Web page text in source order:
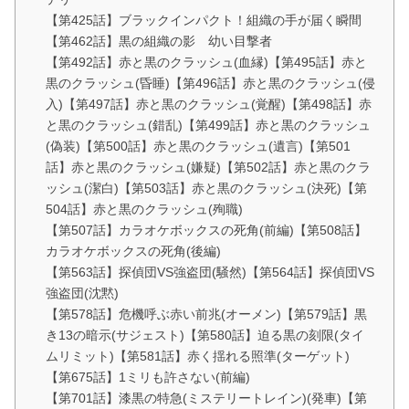
【第425話】ブラックインパクト！組織の手が届く瞬間
【第462話】黒の組織の影 幼い目撃者
【第492話】赤と黒のクラッシュ(血縁)【第495話】赤と
黒のクラッシュ(昏睡)【第496話】赤と黒のクラッシュ(侵
入)【第497話】赤と黒のクラッシュ(覚醒)【第498話】赤
と黒のクラッシュ(錯乱)【第499話】赤と黒のクラッシュ
(偽装)【第500話】赤と黒のクラッシュ(遺言)【第501
話】赤と黒のクラッシュ(嫌疑)【第502話】赤と黒のクラ
ッシュ(潔白)【第503話】赤と黒のクラッシュ(決死)【第
504話】赤と黒のクラッシュ(殉職)
【第507話】カラオケボックスの死角(前編)【第508話】
カラオケボックスの死角(後編)
【第563話】探偵団VS強盗団(騒然)【第564話】探偵団VS
強盗団(沈黙)
【第578話】危機呼ぶ赤い前兆(オーメン)【第579話】黒
き13の暗示(サジェスト)【第580話】迫る黒の刻限(タイ
ムリミット)【第581話】赤く揺れる照準(ターゲット)
【第675話】1ミリも許さない(前編)
【第701話】漆黒の特急(ミステリートレイン)(発車)【第